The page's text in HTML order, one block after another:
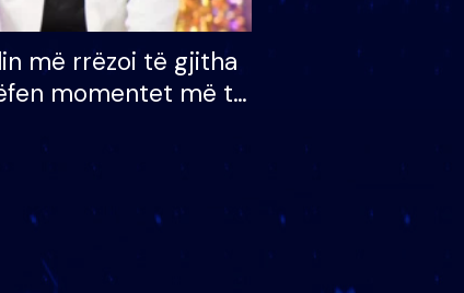
më rrëzoi të gjitha
momentet më të
kur…